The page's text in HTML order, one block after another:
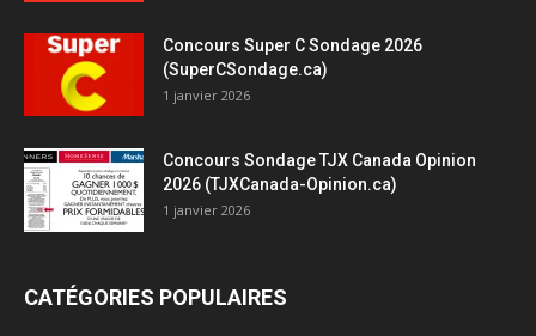
Concours Super C Sondage 2026
(SuperCSondage.ca)
1 janvier 2026
Concours Sondage TJX Canada Opinion
2026 (TJXCanada-Opinion.ca)
1 janvier 2026
CATÉGORIES POPULAIRES